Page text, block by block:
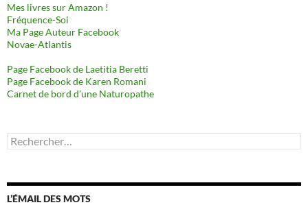
Mes livres sur Amazon !
Fréquence-Soi
Ma Page Auteur Facebook
Novae-Atlantis
Page Facebook de Laetitia Beretti
Page Facebook de Karen Romani
Carnet de bord d’une Naturopathe
Rechercher :
L’ÉMAIL DES MOTS